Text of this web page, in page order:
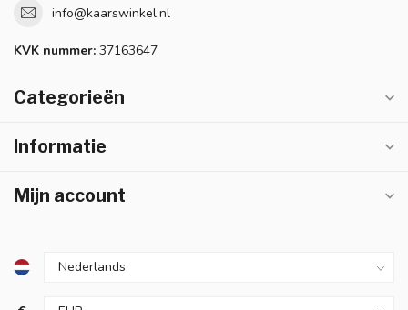
info@kaarswinkel.nl
KVK nummer: 37163647
Categorieën
Informatie
Mijn account